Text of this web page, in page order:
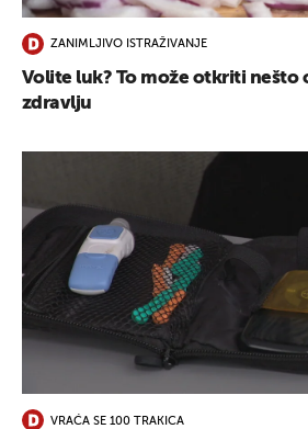
ZANIMLJIVO ISTRAŽIVANJE
Volite luk? To može otkriti nešto
zdravlju
VRAĆA SE 100 TRAKICA